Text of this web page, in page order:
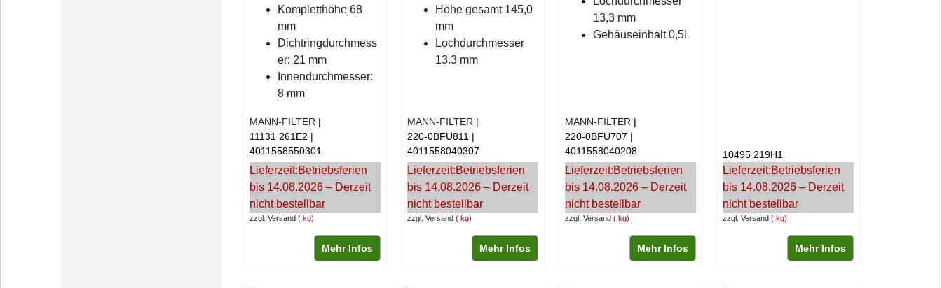
Kompletthöhe 68
mm
Dichtringdurchmess
er: 21 mm
Innendurchmesser:
8 mm
zzgl. Versand kg
MANN-FILTER
11131 261E2
4011558550301
Lieferzeit:Betriebsferien
bis 14.08.2026 – Derzeit
nicht bestellbar
Mehr Infos
Höhe gesamt 145,0
mm
Lochdurchmesser
13.3 mm
zzgl. Versand kg
MANN-FILTER
220-0BFU811
4011558040307
Lieferzeit:Betriebsferien
bis 14.08.2026 – Derzeit
nicht bestellbar
Mehr Infos
13,3 mm
Gehäuseinhalt 0,5l
zzgl. Versand kg
MANN-FILTER
220-0BFU707
4011558040208
Lieferzeit:Betriebsferien
bis 14.08.2026 – Derzeit
nicht bestellbar
Mehr Infos
zzgl. Versand kg
10495 219H1
Lieferzeit:Betriebsferien
bis 14.08.2026 – Derzeit
nicht bestellbar
Mehr Infos